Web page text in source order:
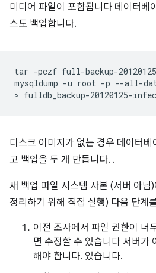
미디어 파일이 포함됩니다 데이터베
스도 백업합니다.
tar -pczf full-backup-
mysqldump -u root -p --all-
>
디스크 이미지가 없는 경우 데이터
고 백업을 두 개 만듭니다. .
새 백업 파일 시스템 사본 (서버 아님
정리하기 위해 직접 실행) 다음 단계
이전 조사에서 파일 권한이 너
면 수정할 수 있습니다 서버가
해야 합니다. 있습니다.